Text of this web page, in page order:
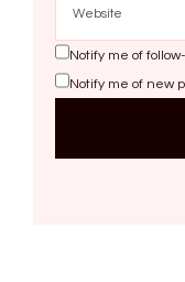
Notify me of
Notify me of new